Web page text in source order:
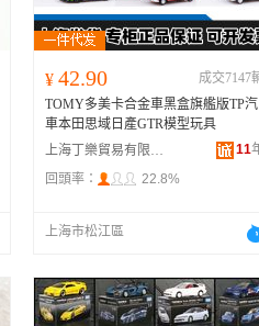
¥ 42.90
成交7147
TOMY多美卡合金車黑盒旗艦版TP汽
車本田思域日產GTR模型玩具
上海丁樂貿易有限公司
11
回頭率：
22.8%
上海市松江區